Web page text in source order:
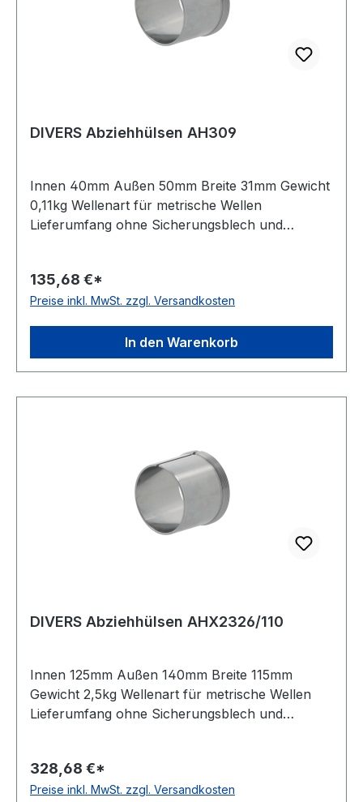
DIVERS Abziehhülsen AH309
Innen 40mm Außen 50mm Breite 31mm Gewicht
0,11kg Wellenart für metrische Wellen
Lieferumfang ohne Sicherungsblech und
135,68 €*
Preise inkl. MwSt. zzgl. Versandkosten
In den Warenkorb
DIVERS Abziehhülsen AHX2326/110
Innen 125mm Außen 140mm Breite 115mm
Gewicht 2,5kg Wellenart für metrische Wellen
Lieferumfang ohne Sicherungsblech und
328,68 €*
Preise inkl. MwSt. zzgl. Versandkosten